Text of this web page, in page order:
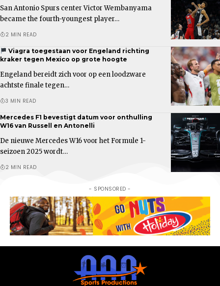
San Antonio Spurs center Victor Wembanyama
became the fourth-youngest player…
2 MIN READ
Viagra toegestaan voor Engeland richting
kraker tegen Mexico op grote hoogte
Engeland bereidt zich voor op een loodzware
achtste finale tegen…
3 MIN READ
Mercedes F1 bevestigt datum voor onthulling
W16 van Russell en Antonelli
De nieuwe Mercedes W16 voor het Formule 1-
seizoen 2025 wordt…
2 MIN READ
- SPONSORED -